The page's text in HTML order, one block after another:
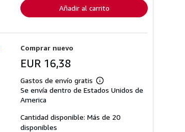
Añadir al carrito
Comprar nuevo
EUR 16,38
Gastos de envío gratis
Más
información
tarifas
de
Se envía dentro de Estados Unidos de
America
Cantidad disponible: Más de 20
disponibles